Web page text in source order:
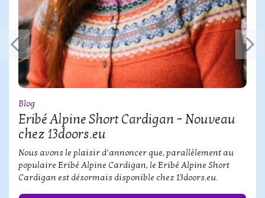
Blog
Eribé Alpine Short Cardigan – Nouveau
chez 13doors.eu
Nous avons le plaisir d’annoncer que, parallèlement au
populaire Eribé Alpine Cardigan, le Eribé Alpine Short
Cardigan est désormais disponible chez 13doors.eu.